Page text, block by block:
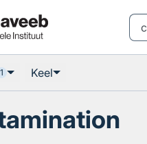
1 Keel